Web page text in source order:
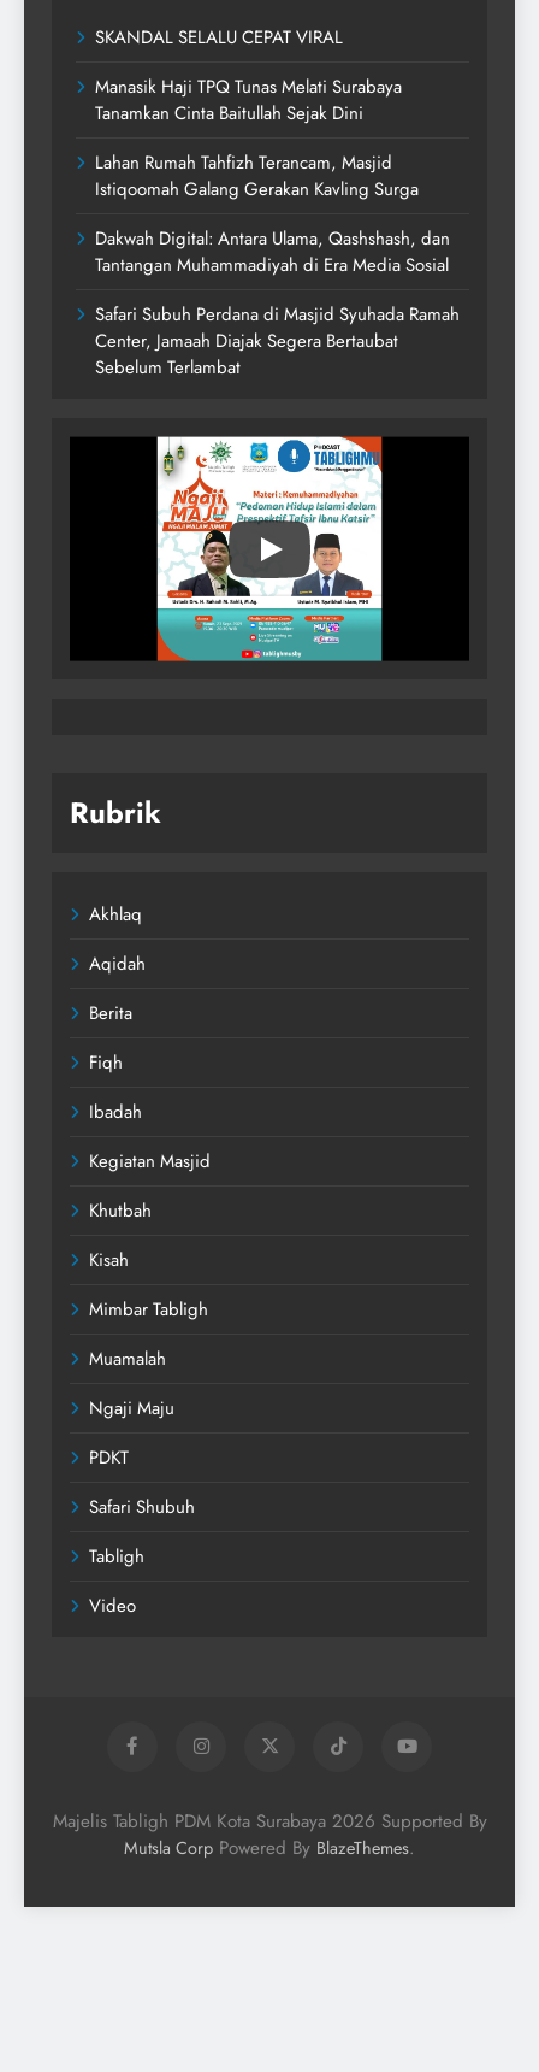
SKANDAL SELALU CEPAT VIRAL
Manasik Haji TPQ Tunas Melati Surabaya
Tanamkan Cinta Baitullah Sejak Dini
Lahan Rumah Tahfizh Terancam, Masjid
Istiqoomah Galang Gerakan Kavling Surga
Dakwah Digital: Antara Ulama, Qashshash, dan
Tantangan Muhammadiyah di Era Media Sosial
Safari Subuh Perdana di Masjid Syuhada Ramah
Center, Jamaah Diajak Segera Bertaubat
Sebelum Terlambat
Rubrik
Akhlaq
Aqidah
Berita
Fiqh
Ibadah
Kegiatan Masjid
Khutbah
Kisah
Mimbar Tabligh
Muamalah
Ngaji Maju
PDKT
Safari Shubuh
Tabligh
Video
Majelis Tabligh PDM Kota Surabaya 2026 Supported By
Mutsla Corp Powered By BlazeThemes.